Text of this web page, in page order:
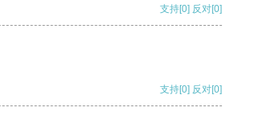
支持[0] 反对[0]
支持[0] 反对[0]